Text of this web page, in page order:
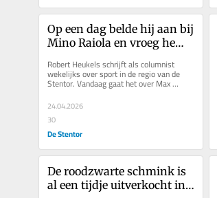
Op een dag belde hij aan bij
Mino Raiola en vroeg hem
transferwereld
Robert Heukels schrijft als columnist
wekelijks over sport in de regio van de
Stentor. Vandaag gaat het over Max
Huiberts, die de wereld van de...
24.04.2026
30
De Stentor
De roodzwarte schmink is
al een tijdje uitverkocht in